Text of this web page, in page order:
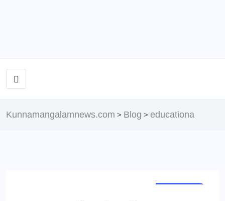
Kunnamangalamnews.com > Blog > educationa